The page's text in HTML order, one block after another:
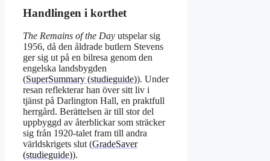
Handlingen i korthet
The Remains of the Day utspelar sig
1956, då den åldrade butlern Stevens
ger sig ut på en bilresa genom den
engelska landsbygden
(SuperSummary (studieguide)). Under
resan reflekterar han över sitt liv i
tjänst på Darlington Hall, en praktfull
herrgård. Berättelsen är till stor del
uppbyggd av återblickar som sträcker
sig från 1920-talet fram till andra
världskrigets slut (GradeSaver
(studieguide)).